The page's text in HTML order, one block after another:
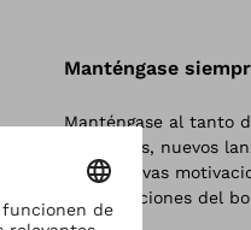
Manténgase
Manténgase al tanto
protésicas, nuevos
perspectivas
actualizaciones del